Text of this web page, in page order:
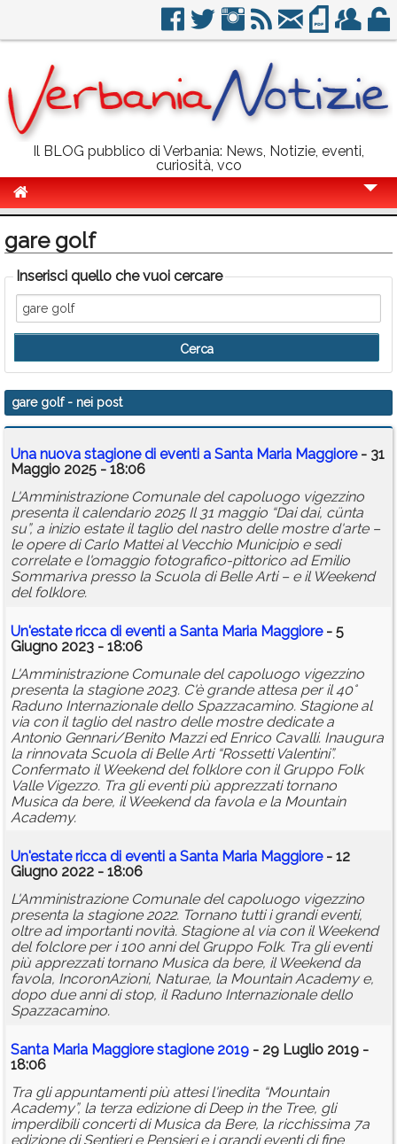
Il BLOG pubblico di Verbania: News, Notizie, eventi,
curiosità, vco
Politica
Sport
Eventi
Info Utili
Rubriche
Calendario
Annunci
gare golf
Inserisci quello che vuoi cercare
gare golf- nei post
Una nuova stagione di eventi a Santa Maria Maggiore- 31
Maggio 2025 - 18:06
L'Amministrazione Comunale del capoluogo vigezzino
presenta il calendario 2025 Il 31 maggio “Dai dai, cünta
su”, a inizio estate il taglio del nastro delle mostre d'arte –
le opere di Carlo Mattei al Vecchio Municipio e sedi
correlate e l'omaggio fotografico-pittorico ad Emilio
Sommariva presso la Scuola di Belle Arti – e il Weekend
del folklore.
Un'estate ricca di eventi a Santa Maria Maggiore- 5
Giugno 2023 - 18:06
L'Amministrazione Comunale del capoluogo vigezzino
presenta la stagione 2023. C'è grande attesa per il 40°
Raduno Internazionale dello Spazzacamino. Stagione al
via con il taglio del nastro delle mostre dedicate a
Antonio Gennari/Benito Mazzi ed Enrico Cavalli. Inaugura
la rinnovata Scuola di Belle Arti “Rossetti Valentini”.
Confermato il Weekend del folklore con il Gruppo Folk
Valle Vigezzo. Tra gli eventi più apprezzati tornano
Musica da bere, il Weekend da favola e la Mountain
Academy.
Un'estate ricca di eventi a Santa Maria Maggiore- 12
Giugno 2022 - 18:06
L'Amministrazione Comunale del capoluogo vigezzino
presenta la stagione 2022. Tornano tutti i grandi eventi,
oltre ad importanti novità. Stagione al via con il Weekend
del folclore per i 100 anni del Gruppo Folk. Tra gli eventi
più apprezzati tornano Musica da bere, il Weekend da
favola, IncoronAzioni, Naturae, la Mountain Academy e,
dopo due anni di stop, il Raduno Internazionale dello
Spazzacamino.
Santa Maria Maggiore stagione 2019 - 29 Luglio 2019 -
18:06
Tra gli appuntamenti più attesi l'inedita “Mountain
Academy”, la terza edizione di Deep in the Tree, gli
imperdibili concerti di Musica da Bere, la ricchissima 7a
edizione di Sentieri e Pensieri e i grandi eventi di fine